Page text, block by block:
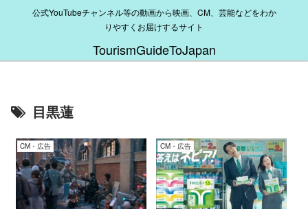
公式YouTubeチャンネル等の動画から映画、CM、芸能などをわか
りやすくお届けするサイト
TourismGuideToJapan
目黒蓮
CM・広告 CM・広告